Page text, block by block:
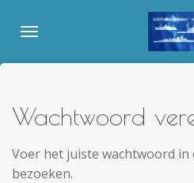
direct
Wachtwoord
Voer het juiste wachtwoord in
bezoeken.